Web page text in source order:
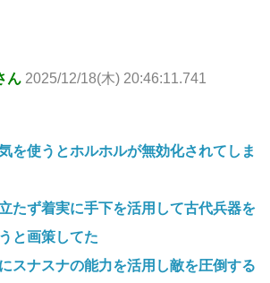
ん 2025/12/18(木) 20:46:11.741
を使うとホルホルが無効化されてしま
たず着実に手下を活用して古代兵器を
と画策してた
スナスナの能力を活用し敵を圧倒する